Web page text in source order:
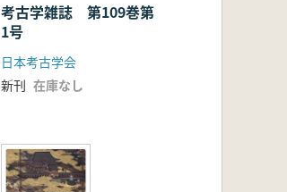
考古学雑誌 第109巻第
1号
日本考古学会
新刊 在庫なし